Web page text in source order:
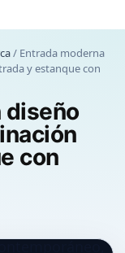
/ Entrada moderna
y estanque con
diseño
con